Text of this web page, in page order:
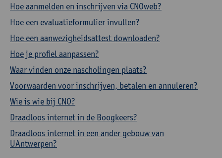
Hoe aanmelden en inschrijven via CNOweb?
Hoe een evaluatieformulier invullen?
Hoe een aanwezigheidsattest downloaden?
Hoe je profiel aanpassen?
Waar vinden onze nascholingen plaats?
Voorwaarden voor inschrijven, betalen en annuleren?
Wie is wie bij CNO?
Draadloos internet in de Boogkeers?
Draadloos internet in een ander gebouw van
UAntwerpen?